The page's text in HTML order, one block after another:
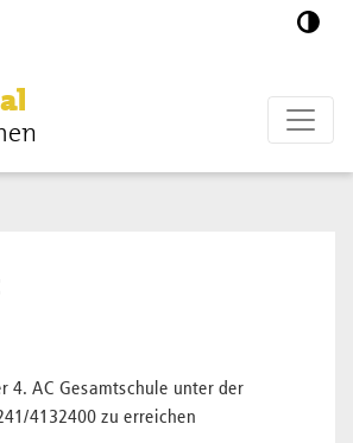
4. AC Gesamtschule unter der
4132400 zu erreichen